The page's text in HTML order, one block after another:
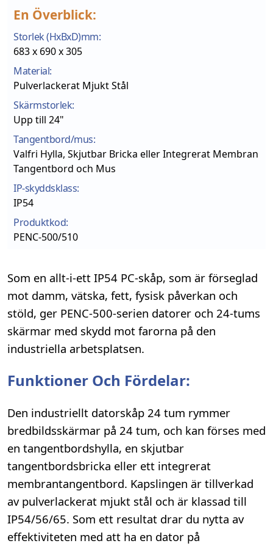
En Överblick:
Storlek (HxBxD)mm:
683 x 690 x 305
Material:
Pulverlackerat Mjukt Stål
Skärmstorlek:
Upp till 24"
Tangentbord/mus:
Valfri Hylla, Skjutbar Bricka eller Integrerat Membran
Tangentbord och Mus
IP-skyddsklass:
IP54
Produktkod:
PENC-500/510
Som en allt-i-ett IP54 PC-skåp, som är förseglad
mot damm, vätska, fett, fysisk påverkan och
stöld, ger PENC-500-serien datorer och 24-tums
skärmar med skydd mot farorna på den
industriella arbetsplatsen.
Funktioner Och Fördelar:
Den industriellt datorskåp 24 tum rymmer
bredbildsskärmar på 24 tum, och kan förses med
en tangentbordshylla, en skjutbar
tangentbordsbricka eller ett integrerat
membrantangentbord. Kapslingen är tillverkad
av pulverlackerat mjukt stål och är klassad till
IP54/56/65. Som ett resultat drar du nytta av
effektiviteten med att ha en dator på